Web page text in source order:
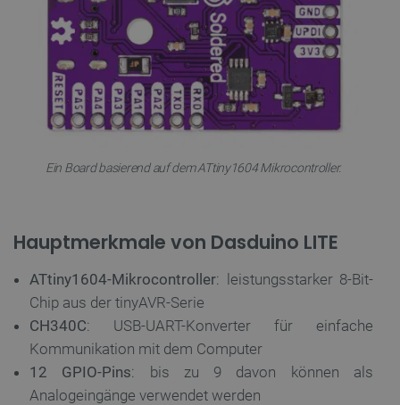
Ein Board basierend auf dem ATtiny1604 Mikrocontroller.
Hauptmerkmale von Dasduino LITE
ATtiny1604-Mikrocontroller: leistungsstarker 8-Bit-
Chip aus der tinyAVR-Serie
CH340C: USB-UART-Konverter für einfache
Kommunikation mit dem Computer
12 GPIO-Pins: bis zu 9 davon können als
Analogeingänge verwendet werden